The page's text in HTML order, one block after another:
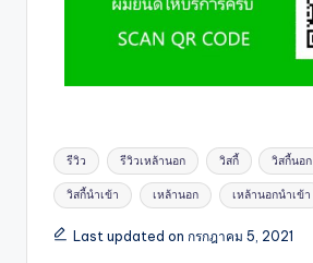
รีวิว รีวิวเหล้านอก วิสกี้ วิสกี้นอก
วิสกี้นำเข้า เหล้านอก เหล้านอกนำเข้า
Last updated on กรกฎาคม 5, 2021